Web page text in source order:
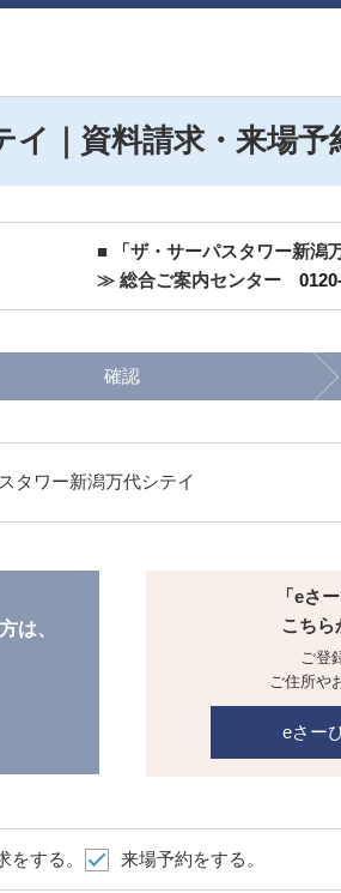
｜資料請求・来場予
■ 「ザ・サーパスタワー新潟
≫ 総合ご案内センター
確認
タワー新潟万代シテイ
は、
「eさ
こちら
ご登
ご住所や
eさー
をする。 来場予約をする。